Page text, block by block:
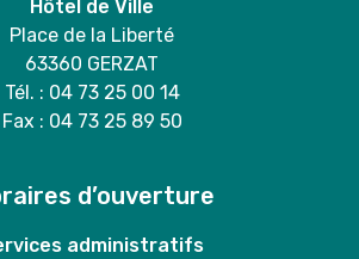
Hôtel de Ville
Place de la Liberté
63360 GERZAT
Tél. : 04 73 25 00 14
Fax : 04 73 25 89 50
d’ouverture
administratifs